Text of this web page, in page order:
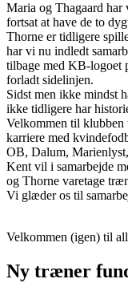
Maria og Thagaard
fortsat at have de to
Thorne er tidligere
har vi nu indledt
tilbage med KB-logoet
forladt sidelinjen.
Sidst men ikke mindst
ikke tidligere har
Velkommen til klubben
karriere med
OB, Dalum,
Kent vil i samarbejde
og Thorne varetage
Vi glæder os til
Velkommen (igen) til
Ny træner